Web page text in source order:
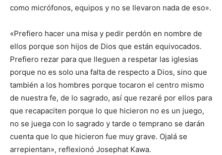
como micrófonos, equipos y no se llevaron nada de eso».
«Prefiero hacer una misa y pedir perdón en nombre de
ellos porque son hijos de Dios que están equivocados.
Prefiero rezar para que lleguen a respetar las iglesias
porque no es solo una falta de respecto a Dios, sino que
también a los hombres porque tocaron el centro mismo
de nuestra fe, de lo sagrado, así que rezaré por ellos para
que recapaciten porque lo que hicieron no es un juego,
no se juega con lo sagrado y tarde o temprano se darán
cuenta que lo que hicieron fue muy grave. Ojalá se
arrepientan», reflexionó Josephat Kawa.